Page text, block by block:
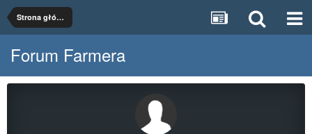
Strona główna
Forum Farmera